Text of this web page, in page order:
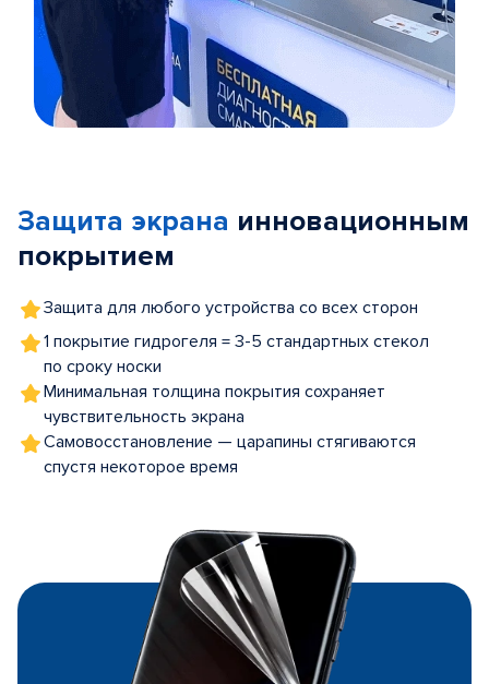
5
Защита экрана инновационным
покрытием
Защита для любого устройства со всех сторон
1 покрытие гидрогеля = 3-5 стандартных стекол
по сроку носки
Минимальная толщина покрытия сохраняет
чувствительность экрана
Самовосстановление — царапины стягиваются
спустя некоторое время